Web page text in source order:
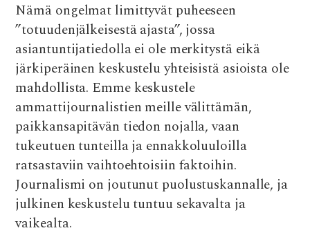
Nämä ongelmat limittyvät puheeseen
”totuudenjälkeisestä ajasta”, jossa
asiantuntijatiedolla ei ole merkitystä eikä
järkiperäinen keskustelu yhteisistä asioista ole
mahdollista. Emme keskustele
ammattijournalistien meille välittämän,
paikkansapitävän tiedon nojalla, vaan
tukeutuen tunteilla ja ennakkoluuloilla
ratsastaviin vaihtoehtoisiin faktoihin.
Journalismi on joutunut puolustuskannalle, ja
julkinen keskustelu tuntuu sekavalta ja
vaikealta.